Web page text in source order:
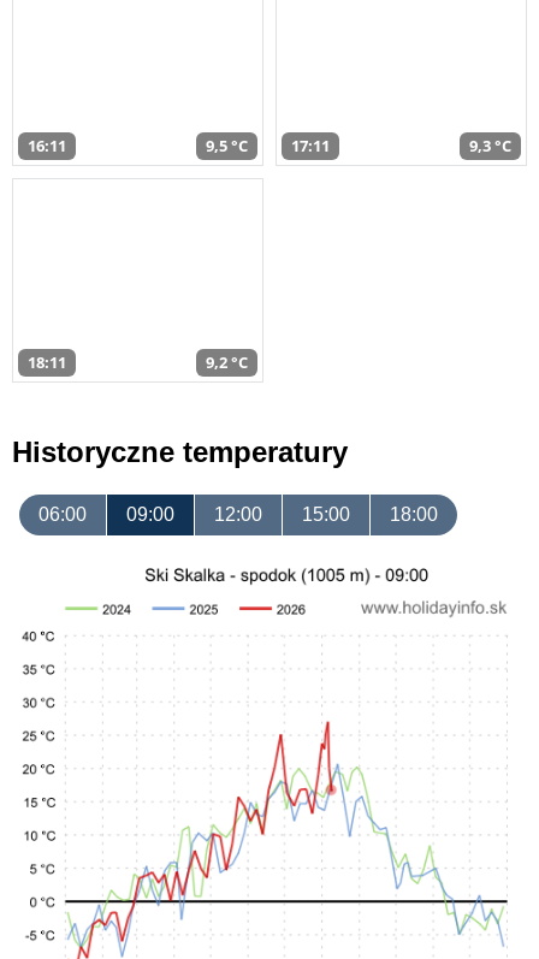
16:11 9,5 °C 17:11 9,3 °C
18:11 9,2 °C
Historyczne temperatury
06:00 09:00 12:00 15:00 18:00